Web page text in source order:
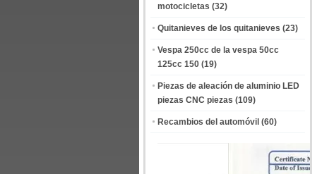
motocicletas (32)
Quitanieves de los quitanieves (23)
Vespa 250cc de la vespa 50cc
125cc 150 (19)
Piezas de aleación de aluminio LED
piezas CNC piezas (109)
Recambios del automóvil (60)